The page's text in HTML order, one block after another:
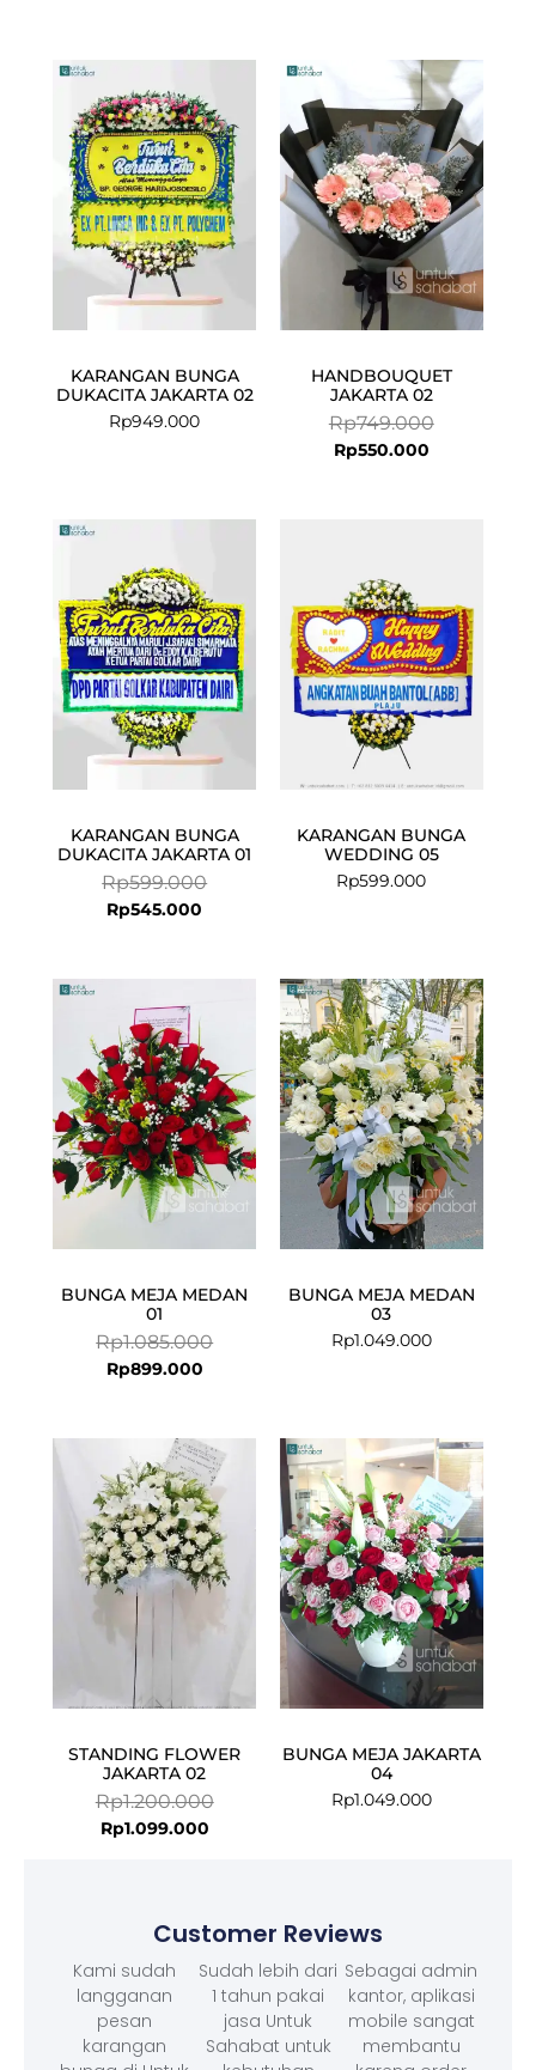
KARANGAN BUNGA
DUKACITA JAKARTA 02
Rp949.000
HANDBOUQUET
JAKARTA 02
Rp749.000
Original
price
was:
Rp749.000.
Rp550.000
Current
price
is:
Rp550.000.
KARANGAN BUNGA
DUKACITA JAKARTA 01
Rp599.000
Rp599.000.
Rp545.000
Rp545.000.
KARANGAN BUNGA
WEDDING 05
Rp599.000
BUNGA MEJA MEDAN
01
Rp1.085.000
Original
Rp1.085.000.
Rp899.000
Rp899.000.
BUNGA MEJA MEDAN
03
Rp1.049.000
STANDING FLOWER
JAKARTA 02
Rp1.200.000
Original
price
was:
Rp1.200.000.
Rp1.099.000
Current
price
is:
Rp1.099.000.
BUNGA MEJA JAKARTA
04
Rp1.049.000
Customer Reviews
Kami sudah
langganan
pesan
karangan
Sudah lebih dari
1 tahun pakai
jasa Untuk
Sahabat untuk
Sebagai admin
kantor, aplikasi
mobile sangat
membantu